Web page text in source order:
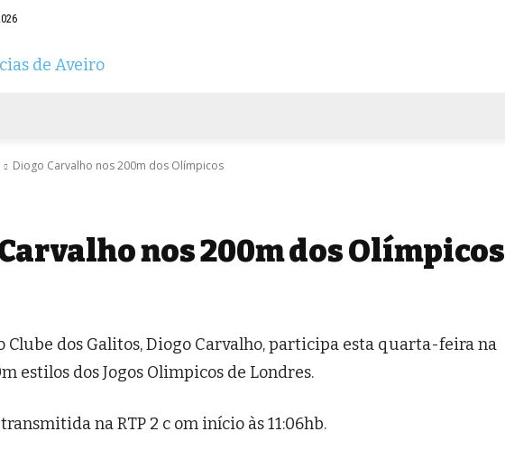
Diogo Carvalho nos 200m dos Olímpicos
nos 200m dos Olímpicos
Clube dos Galitos, Diogo Carvalho, participa esta quarta-feira na
estilos dos Jogos Olimpicos de Londres.
na RTP 2 c om início às 11:06hb.